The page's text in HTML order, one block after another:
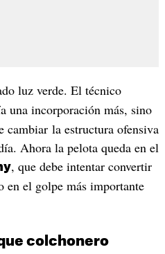
luz verde. El técnico
una incorporación más, sino
cambiar la estructura ofensiva
Ahora la pelota queda en el
, que debe intentar convertir
en el golpe más importante
colchonero